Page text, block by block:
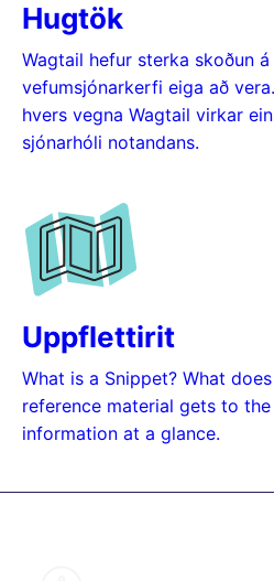
Hugtök
Wagtail hefur sterka skoðun
vefumsjónarkerfi eiga að
hvers vegna Wagtail virkar
sjónarhóli notandans.
Uppflettirit
What is a Snippet? What
reference material gets to
information at a glance.